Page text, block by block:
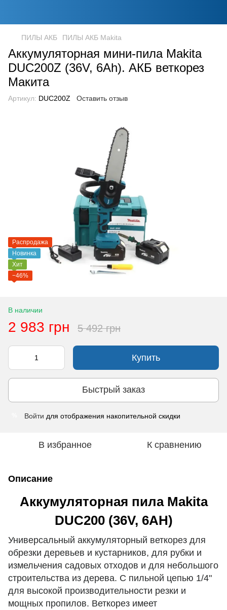
ПИЛЫ АКБ ПИЛЫ АКБ Makita
Аккумуляторная мини-пила Makita
DUC200Z (36V, 6Аh). АКБ веткорез
Макита
Артикул: DUC200Z Оставить отзыв
Распродажа
Новинка
Хит
−46%
В наличии
2 983 грн 5 492 грн
Купить
Быстрый заказ
Войти для отображения накопительной скидки
В избранное К сравнению
Описание
Аккумуляторная пила Makita
DUC200 (36V, 6AH)
Универсальный аккумуляторный веткорез для
обрезки деревьев и кустарников, для рубки и
измельчения садовых отходов и для небольшого
строительства из дерева. С пильной цепью 1/4"
для высокой производительности резки и
мощных пропилов. Веткорез имеет